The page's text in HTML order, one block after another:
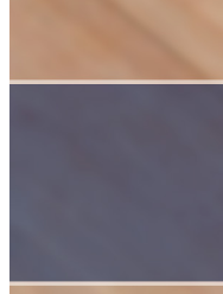
Başvuru
olarak